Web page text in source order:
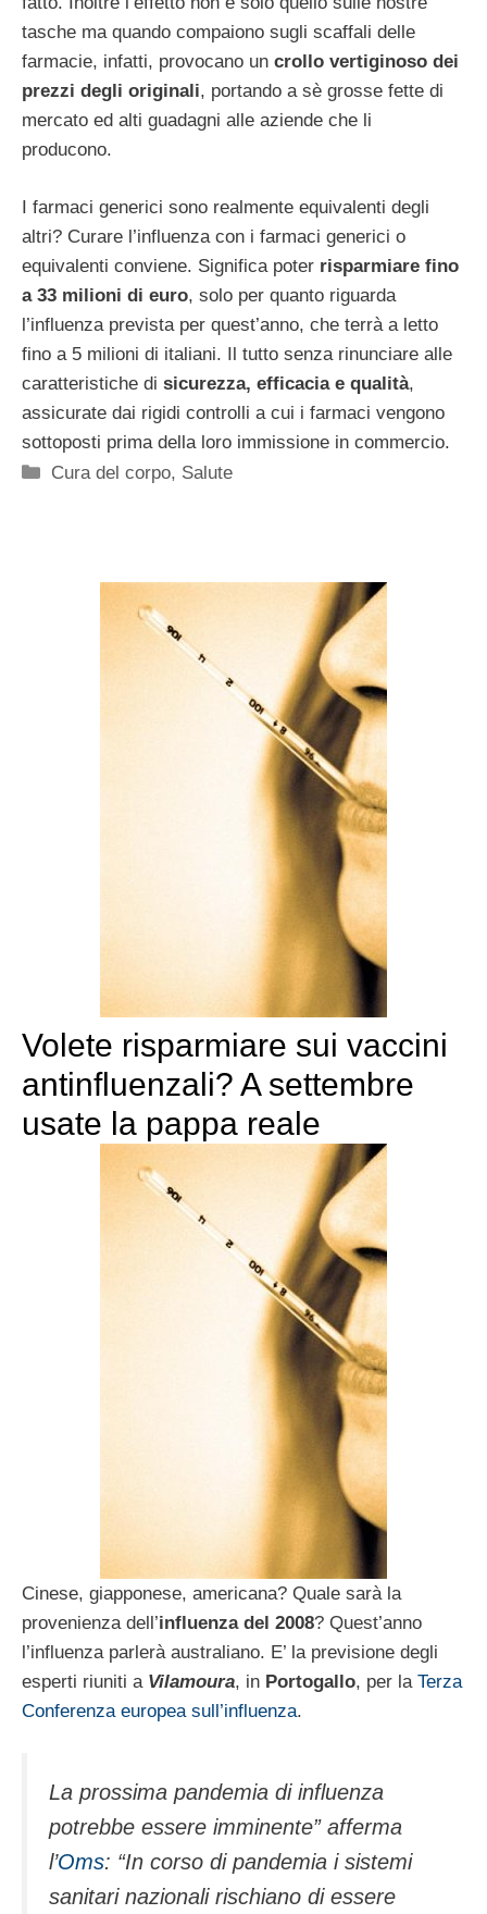
tasche ma quando compaiono sugli scaffali delle
farmacie, infatti, provocano un crollo vertiginoso dei
prezzi degli originali, portando a sè grosse fette di
mercato ed alti guadagni alle aziende che li
producono.
I farmaci generici sono realmente equivalenti degli
altri? Curare l’influenza con i farmaci generici o
equivalenti conviene. Significa poter risparmiare fino
a 33 milioni di euro, solo per quanto riguarda
l’influenza prevista per quest’anno, che terrà a letto
fino a 5 milioni di italiani. Il tutto senza rinunciare alle
caratteristiche di sicurezza, efficacia e qualità,
assicurate dai rigidi controlli a cui i farmaci vengono
sottoposti prima della loro immissione in commercio.
Categorie
Cura del corpo, Salute
Volete risparmiare sui vaccini
antinfluenzali? A settembre
usate la pappa reale
Cinese, giapponese, americana? Quale sarà la
provenienza dell’influenza del 2008? Quest’anno
l’influenza parlerà australiano. E’ la previsione degli
esperti riuniti a Vilamoura, in Portogallo, per la Terza
Conferenza europea sull’influenza.
La prossima pandemia di influenza
potrebbe essere imminente” afferma
l’Oms: “In corso di pandemia i sistemi
sanitari nazionali rischiano di essere